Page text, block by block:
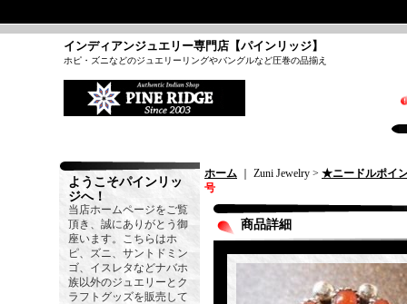
インディアンジュエリー専門店【パインリッジ】
ホピ・ズニなどのジュエリーリングやバングルなど圧巻の品揃え
ようこそパインリッ
ジへ！
当店ホームページをご覧
頂き、誠にありがとう御
座います。こちらはホ
ピ、ズニ、サントドミン
ゴ、イスレタなどナバホ
族以外のジュエリーとク
ラフトグッズを販売して
ホーム ｜ Zuni Jewelry > ★ニードルポイ
号
商品詳細